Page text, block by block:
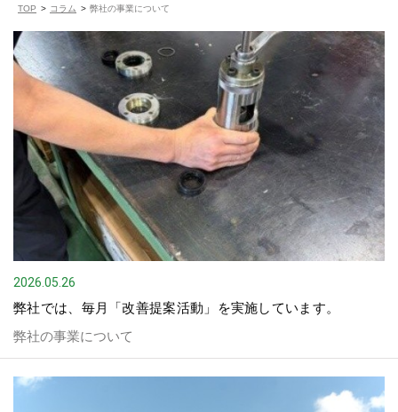
TOP コラム 弊社の事業について
2026.05.26
弊社では、毎月「改善提案活動」を実施しています。
弊社の事業について